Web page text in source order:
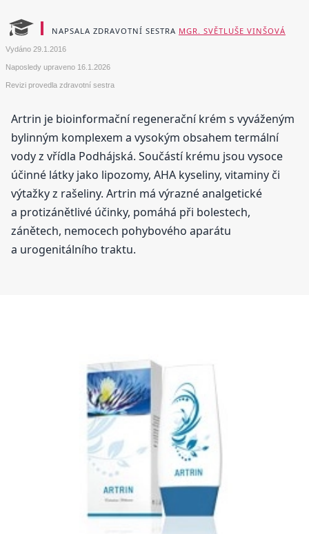
NAPSALA ZDRAVOTNÍ SESTRA MGR. SVĚTLUŠE VINŠOVÁ
Vydáno 29.1.2016
Naposledy upraveno 16.1.2026
Revizi provedla zdravotní sestra
Artrin je bioinformační regenerační krém s vyváženým
bylinným komplexem a vysokým obsahem termální
vody z vřídla Podhájská. Součástí krému jsou vysoce
účinné látky jako lipozomy, AHA kyseliny, vitaminy či
výtažky z rašeliny. Artrin má výrazné analgetické
a protizánětlivé účinky, pomáhá při bolestech,
zánětech, nemocech pohybového aparátu
a urogenitálního traktu.